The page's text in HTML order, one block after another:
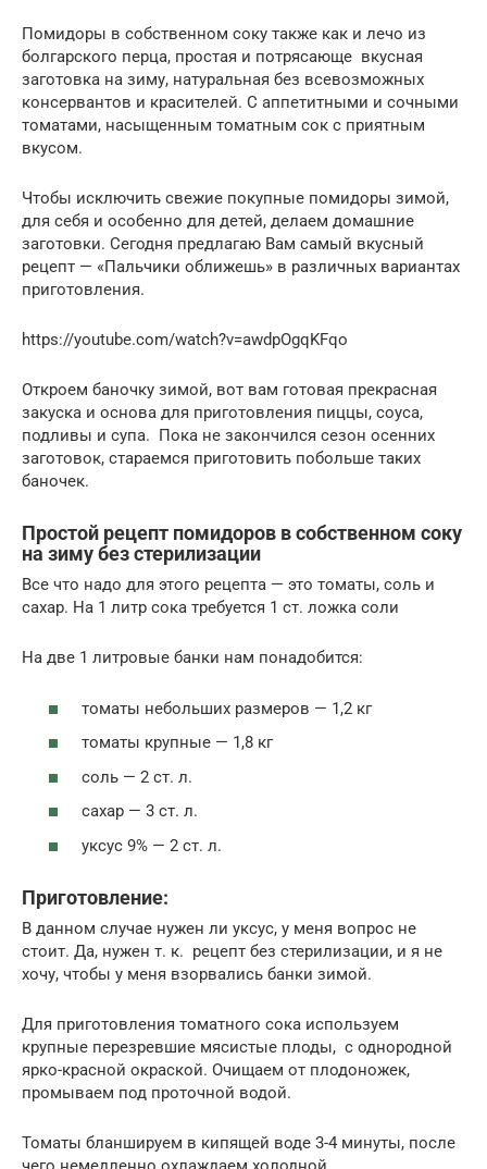
Помидоры в собственном соку также как и лечо из
болгарского перца, простая и потрясающе вкусная
заготовка на зиму, натуральная без всевозможных
консервантов и красителей. С аппетитными и сочными
томатами, насыщенным томатным сок с приятным
вкусом.
Чтобы исключить свежие покупные помидоры зимой,
для себя и особенно для детей, делаем домашние
заготовки. Сегодня предлагаю Вам самый вкусный
рецепт — «Пальчики оближешь» в различных вариантах
приготовления.
https://youtube.com/watch?v=awdpOgqKFqo
Откроем баночку зимой, вот вам готовая прекрасная
закуска и основа для приготовления пиццы, соуса,
подливы и супа. Пока не закончился сезон осенних
заготовок, стараемся приготовить побольше таких
баночек.
Простой рецепт помидоров в собственном соку
на зиму без стерилизации
Все что надо для этого рецепта — это томаты, соль и
сахар. На 1 литр сока требуется 1 ст. ложка соли
На две 1 литровые банки нам понадобится:
томаты небольших размеров — 1,2 кг
томаты крупные — 1,8 кг
соль — 2 ст. л.
сахар — 3 ст. л.
уксус 9% — 2 ст. л.
Приготовление:
В данном случае нужен ли уксус, у меня вопрос не
стоит. Да, нужен т. к. рецепт без стерилизации, и я не
хочу, чтобы у меня взорвались банки зимой.
Для приготовления томатного сока используем
крупные перезревшие мясистые плоды, с однородной
ярко-красной окраской. Очищаем от плодоножек,
промываем под проточной водой.
Томаты бланшируем в кипящей воде 3-4 минуты, после